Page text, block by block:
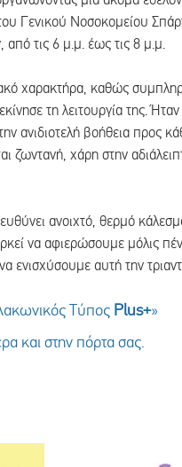
Γενικού Νοσοκομείου
από τις 6 μ.μ. έως τις 8 μ.μ.
χαρακτήρα, καθώς
τη λειτουργία της.
ανιδιοτελή βοήθεια προς
ζωντανή, χάρη στην
ανοιχτό, θερμό
να αφιερώσουμε μόλις
ενισχύσουμε αυτή την
Τύπος Plus+»
και στην πόρτα σας.